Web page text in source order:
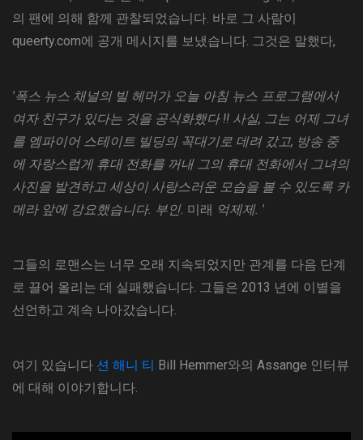
의 팬에 의해 함께 관찰되었습니다. 바로 그 사람이
queerty.com에 공개 메시지를 보냈습니다. 그것은 말했다,
'폭스 뉴스 채널의 빌 헤머가 오늘 아침 뉴스 프로그램에서
여자 친구가 있다는 것을 공식화했다 !! 사실, 그는 어제 그녀
를 엠파이어 스테이트 빌딩의 꼭대기로 데려 갔고, 방송 중
에 자랑스럽게 휴대 전화를 꺼내 그의 휴대 전화에서 그녀의
사진을 발견하고 세상이 사랑스러운 모습을 볼 수 있도록 카
메라 앞에 강요했습니다. 부인. 미래 억제제. '
그들의 로맨스는 너무 오래 지속되었지만 관계를 다음 단계
로 끌어 올리는 데 실패했습니다. 그들은 2013 년에 이별을
선언하고 계속 나아갔습니다.
여기 있습니다 션 해니 티 Bill Hemmer와의 Assange 인터뷰
에 대해 이야기합니다.